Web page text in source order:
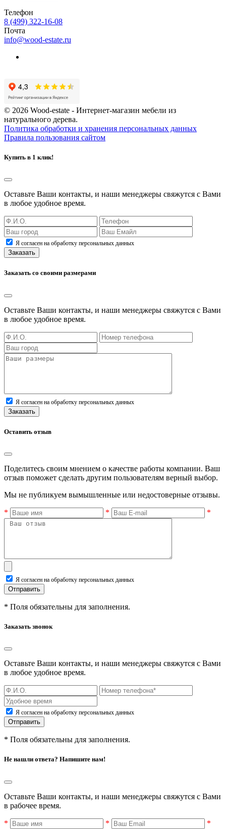
Телефон
8 (499) 322-16-08
Почта
info@wood-estate.ru
© 2026 Wood-estate - Интернет-магазин мебели из
натурального дерева.
Политика обработки и хранения персональных данных
Правила пользования сайтом
Купить в 1 клик!
Оставьте Ваши контакты, и наши менеджеры свяжутся с Вами
в любое удобное время.
Я согласен на обработку персональных данных
Заказать
Заказать со своими размерами
Оставьте Ваши контакты, и наши менеджеры свяжутся с Вами
в любое удобное время.
Я согласен на обработку персональных данных
Заказать
Оставить отзыв
Поделитесь своим мнением о качестве работы компании. Ваш
отзыв поможет сделать другим пользователям верный выбор.
Мы не публикуем вымышленные или недостоверные отзывы.
* * *
Я согласен на обработку персональных данных
Отправить
* Поля обязательны для заполнения.
Заказать звонок
Оставьте Ваши контакты, и наши менеджеры свяжутся с Вами
в любое удобное время.
Я согласен на обработку персональных данных
Отправить
* Поля обязательны для заполнения.
Не нашли ответа? Напишите нам!
Оставьте Ваши контакты, и наши менеджеры свяжутся с Вами
в рабочее время.
* * *